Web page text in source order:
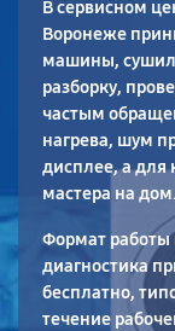
В сервисном
Воронеже
машины,
разборку,
частым
нагрева, шум
дисплее, а для
мастера на дом.
Формат работы
диагностика
бесплатно,
течение